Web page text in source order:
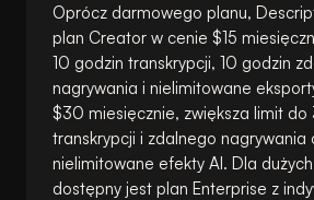
Oprócz darmowego planu,
plan Creator w cenie $15
10 godzin transkrypcji, 10 godzin
nagrywania i nielimitowane
$30 miesięcznie, zwiększa limit do
transkrypcji i zdalnego nagrywania
nielimitowane efekty AI. Dla
dostępny jest plan Enterprise z